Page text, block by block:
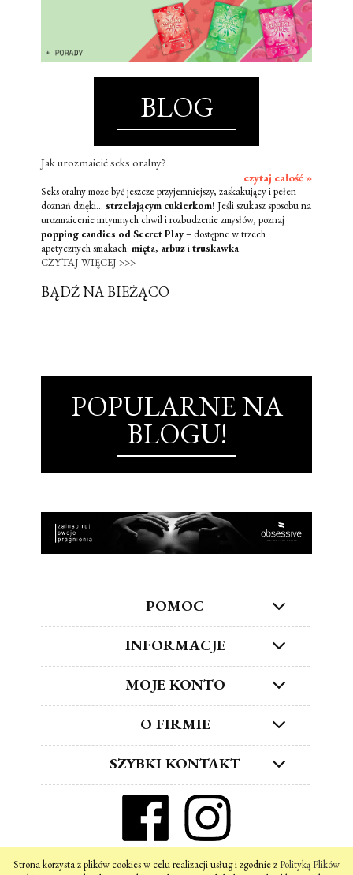
Strona korzysta z plików cookies w celu realizacji usług i zgodnie zPolityką Plików
BLOG
Jak urozmaicić seks oralny?
czytaj całość »
Seks oralny może być jeszcze przyjemniejszy, zaskakujący i pełen
doznań dzięki... strzelającym cukierkom! Jeśli szukasz sposobu na
urozmaicenie intymnych chwil i rozbudzenie zmysłów, poznaj
popping candies od Secret Play– dostępne w trzech
apetycznych smakach: mięta, arbuzitruskawka.
CZYTAJ WIĘCEJ >>>
BĄDŹ NA BIEŻĄCO
POPULARNE NA
BLOGU!
POMOC
INFORMACJE
MOJE KONTO
O FIRMIE
SZYBKI KONTAKT